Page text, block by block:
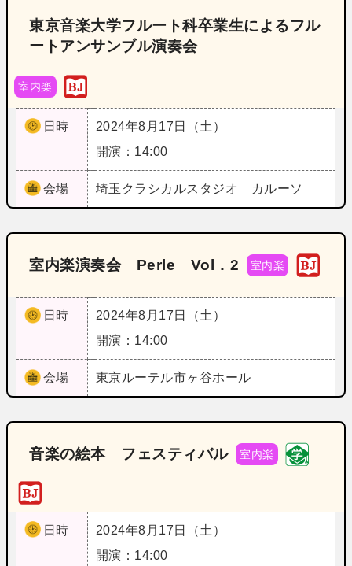
東京音楽大学フルート科卒業生によるフル
ートアンサンブル演奏会
室内楽
日時
2024年8月17日（土）
開演：14:00
会場 埼玉 クラシカルスタジオ カルーソ
室内楽演奏会 Perle Vol．2 室内楽
日時
2024年8月17日（土）
開演：14:00
会場 東京ルーテル市ヶ谷ホール
音楽の絵本 フェスティバル 室内楽
日時
2024年8月17日（土）
開演：14:00